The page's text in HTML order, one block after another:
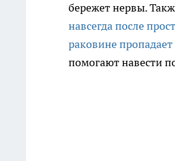
бережет нервы.
навсегда после
раковине
помогают навести